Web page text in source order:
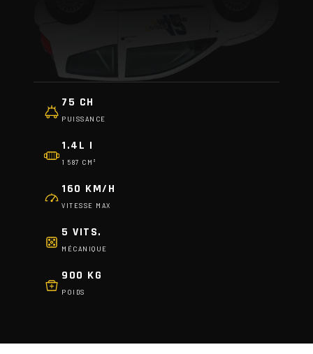
75 CH
PUISSANCE
1.4L I
1 587 CM³
160 KM/H
VITESSE MAX
5 VITS.
MÉCANIQUE
900 KG
POIDS